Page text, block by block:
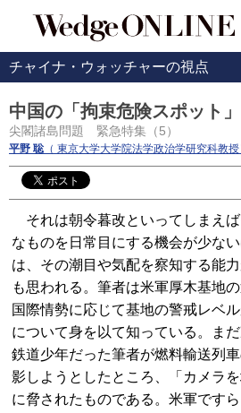
チャイナ・ウォッチャーの視点
中国の「拘束危険スポット
尖閣諸島問題 緊急特集（5）
平野 聡 （ 東京大学大学院法学政治学研究科教授
それは朝令暮改といってしまえ
なものを日常目にする機会が少な
は、その潮目や気配を察知する能
も思われる。筆者は米軍厚木基地
国際情勢に応じて基地の警戒レベ
について身を以て知っている。ま
鉄道少年だった筆者が燃料輸送列
影しようとしたところ、「カメラ
に脅されたものである。米軍です